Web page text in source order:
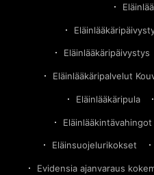
Eläinlääkäripäivystys
Eläinlääkäripalvelut
Eläinlääkäripula
Eläinlääkintävahingot
Eläinsuojelurikokset
Evidensia ajanvaraus